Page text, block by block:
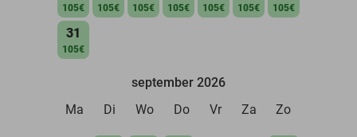
105€ 105€ 105€ 105€ 105€ 105€ 105€
31
105€
september 2026
Ma
Di Wo Do Vr Za Zo